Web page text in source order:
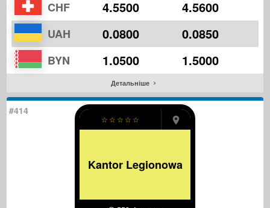
CHF 4.5500 4.5600
UAH 0.0800 0.0850
BYN 1.0500 1.5000
Детальніше
#414
☆
☆
☆
☆
☆
Kantor Legionowa